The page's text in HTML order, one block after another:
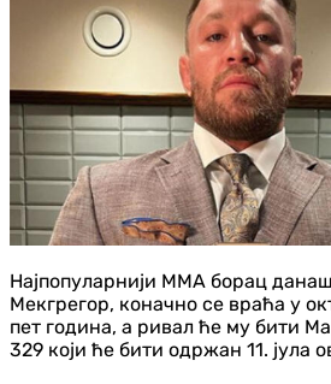
Најпопуларнији ММА борац
Мекгрегор, коначно се враћа у
пет година, а ривал ће му бити
329 који ће бити одржан 11. јула